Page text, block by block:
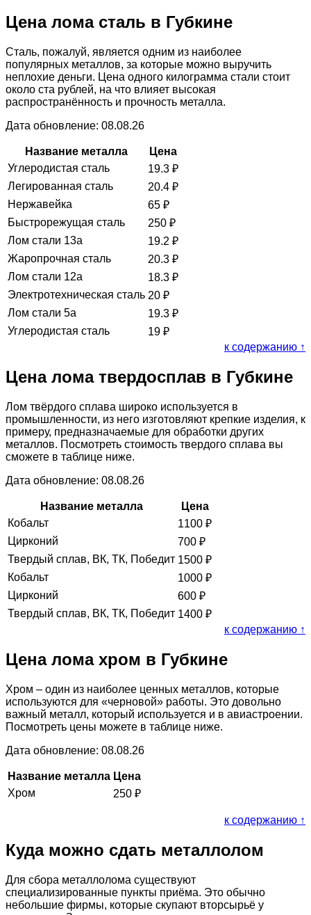
Цена лома сталь в Губкине
Сталь, пожалуй, является одним из наиболее
популярных металлов, за которые можно выручить
неплохие деньги. Цена одного килограмма стали стоит
около ста рублей, на что влияет высокая
распространённость и прочность металла.
Дата обновление: 08.08.26
Название металла
Цена
Углеродистая сталь
19.3 ₽
Легированная сталь
20.4 ₽
Нержавейка
65 ₽
Быстрорежущая сталь
250 ₽
Лом стали 13а
19.2 ₽
Жаропрочная сталь
20.3 ₽
Лом стали 12а
18.3 ₽
Электротехническая сталь 20 ₽
Лом стали 5а
19.3 ₽
Углеродистая сталь
19 ₽
к содержанию ↑
Цена лома твердосплав в Губкине
Лом твёрдого сплава широко используется в
промышленности, из него изготовляют крепкие изделия, к
примеру, предназначаемые для обработки других
металлов. Посмотреть стоимость твердого сплава вы
сможете в таблице ниже.
Дата обновление: 08.08.26
Название металла
Цена
Кобальт
1100 ₽
Цирконий
700 ₽
Твердый сплав, ВК, ТК, Победит 1500 ₽
Кобальт
1000 ₽
Цирконий
600 ₽
Твердый сплав, ВК, ТК, Победит 1400 ₽
к содержанию ↑
Цена лома хром в Губкине
Хром – один из наиболее ценных металлов, которые
используются для «черновой» работы. Это довольно
важный металл, который используется и в авиастроении.
Посмотреть цены можете в таблице ниже.
Дата обновление: 08.08.26
Название металла Цена
Хром
250 ₽
к содержанию ↑
Куда можно сдать металлолом
Для сбора металлолома существуют
специализированные пункты приёма. Это обычно
небольшие фирмы, которые скупают вторсырьё у